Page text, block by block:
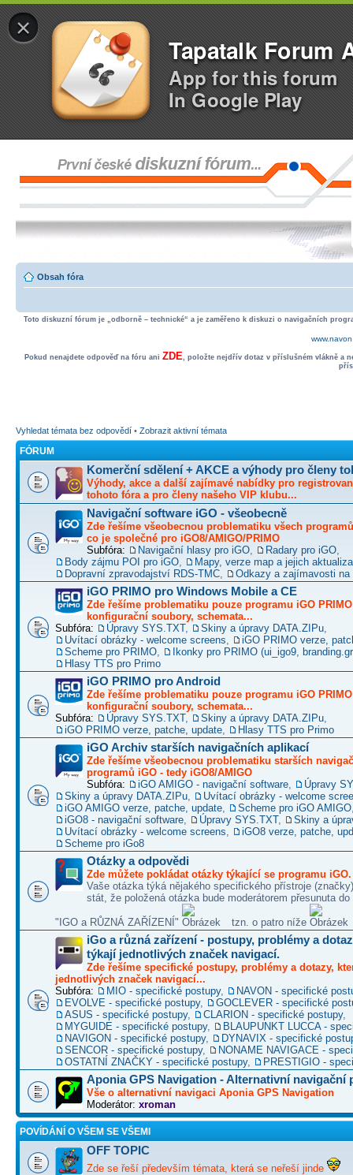
×
Tapatalk Forum
App for this forum
In Google Play
Obsah fóra
Toto diskuzní fórum je „odborně – technické“ a je zaměřeno k diskuzi o navigačních
Pokud nenajdete odpověď na fóru ani ZDE, položte nejdřív dotaz v příslušném vlákně a
Vyhledat témata bez odpovědí • Zobrazit aktivní témata
FÓRUM
Komerční sdělení + AKCE a výhody pro členy
Výhody, akce a další zajímavé nabídky pro
tohoto fóra a pro členy našeho VIP klubu...
Navigační software iGO - všeobecně
Zde řešíme všeobecnou problematiku všech
co je společné pro iGO8/AMIGO/PRIMO
Subfóra:
Navigační hlasy pro iGO Radary pro iGO
Body zájmu POI pro iGO
Mapy, verze map a jejich
Dopravní zpravodajství RDS-TMC
Odkazy a zajímavosti na
iGO PRIMO pro Windows Mobile a CE
Zde řešíme problematiku pouze programu iGO
konfigurační soubory, schemata...
Subfóra:
Úpravy SYS.TXT, Skiny a úpravy DATA.ZIPu
Uvítací obrázky - welcome screens
iGO PRIMO verze,
Scheme pro PRIMO
Ikonky pro PRIMO (ui_igo9,
Hlasy TTS pro Primo
iGO PRIMO pro Android
Zde řešíme problematiku pouze programu iGO
konfigurační soubory, schemata...
Subfóra:
Úpravy SYS.TXT, Skiny a úpravy DATA.ZIPu
iGO PRIMO verze, patche, update
Hlasy TTS pro Primo
iGO Archiv starších navigačních aplikací
Zde řešíme všeobecnou problematiku starších
programů iGO - tedy iGO8/AMIGO
Subfóra:
iGO AMIGO - navigační software
Úpravy
Skiny a úpravy DATA.ZIPu
Uvítací obrázky - welcome
iGO AMIGO verze, patche, update
Scheme pro iGO AMIGO
iGO8 - navigační software
Úpravy SYS.TXT,
Skiny a
Uvítací obrázky - welcome screens
iGO8 verze, patche,
Scheme pro iGo8
Otázky a odpovědi
Zde můžete pokládat otázky týkající se programu iGO.
Vaše otázka týká nějakého specifického přístroje
stát, že položená otázka bude moderátorem přesunuta do
"IGO a RŮZNÁ ZAŘÍZENÍ" tzn. o patro níže
iGo a různá zařízení - postupy, problémy a
týkají jednotlivých značek navigací.
Zde řešíme specifické postupy, problémy a dotazy,
jednotlivých značek navigací...
Subfóra:
MIO - specifické postupy,
NAVON - specifické
EVOLVE - specifické postupy,
GOCLEVER - specifické
ASUS - specifické postupy, CLARION - specifické postupy,
MYGUIDE - specifické postupy,
BLAUPUNKT LUCCA -
NAVIGON - specifické postupy,
DYNAVIX - specifické
SENCOR - specifické postupy,
NONAME NAVIGACE -
OSTATNÍ ZNAČKY - specifické postupy, PRESTIGIO -
Aponia GPS Navigation - Alternativní navigační
Vše o alternativní navigaci Aponia GPS Navigation
Moderátor: xroman
POVÍDÁNÍ O VŠEM SE VŠEMI
OFF TOPIC
Zde se řeší především témata, která se neřeší jinde